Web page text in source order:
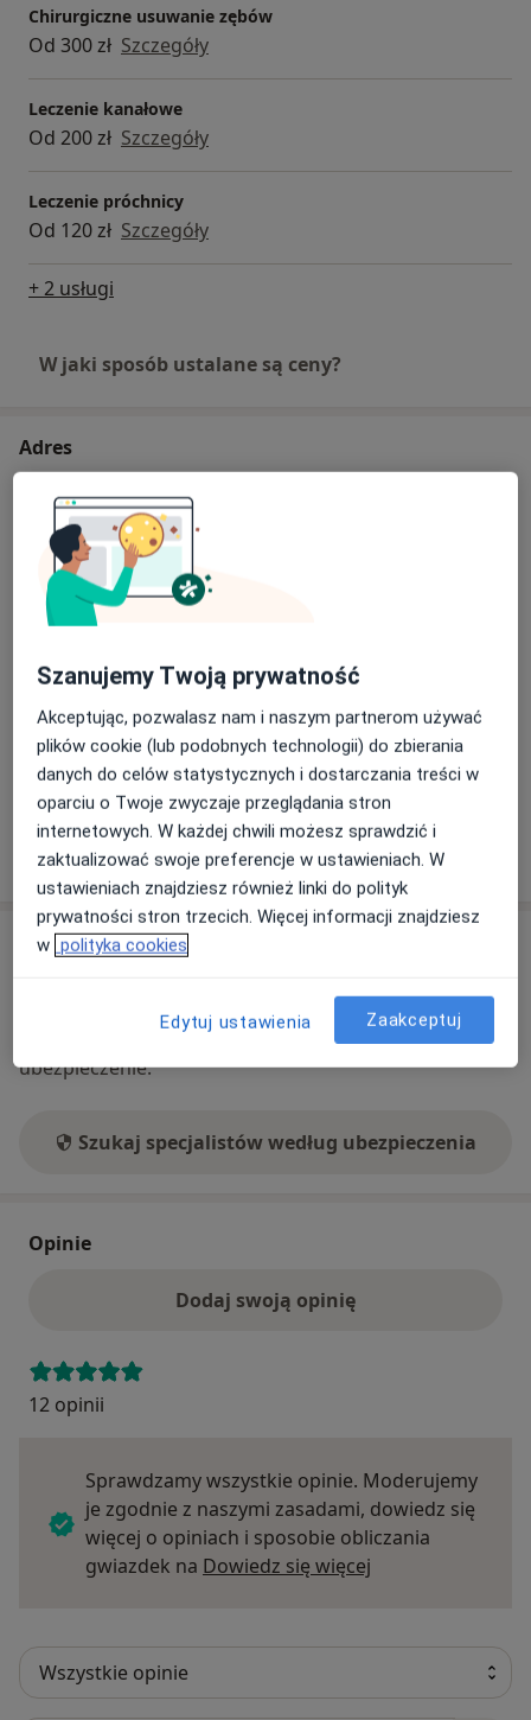
Chirurgiczne usuwanie zębów
Od 300 zł Szczegóły
Leczenie kanałowe
Od 200 zł Szczegóły
Leczenie próchnicy
Od 120 zł Szczegóły
+ 2 usługi
W jaki sposób ustalane są ceny?
Adres
Bianco Clinic
Generała Władysława Sikorskiego 6,
Sącz
Dostępność
W tym gabinecie nie można umawiać wizyt przez
internet
Co mam zrobić w tej sytuacji?
Pokaż więcej
o adresie
Ubezpieczenia - brak akceptowanych
prywatnych. Możesz opłacić wizytę samodzielnie lub
znaleźć innego specjalistę, który akceptuje Twoje
ubezpieczenie.
Szukaj specjalistów według ubezpieczenia
Opinie
Dodaj swoją opinię
12 opinii
Sprawdzamy wszystkie opinie. Moderujemy
je zgodnie z naszymi zasadami, dowiedz się
więcej o opiniach i sposobie obliczania
gwiazdek na Dowiedz się więcej
Szanujemy Twoją prywatność
Akceptując, pozwalasz nam i naszym partnerom używać
plików cookie (lub podobnych technologii) do zbierania
danych do celów statystycznych i dostarczania treści w
oparciu o Twoje zwyczaje przeglądania stron
internetowych. W każdej chwili możesz sprawdzić i
zaktualizować swoje preferencje w ustawieniach. W
ustawieniach znajdziesz również linki do polityk
prywatności stron trzecich. Więcej informacji znajdziesz
w polityka cookies
Edytuj ustawienia Zaakceptuj